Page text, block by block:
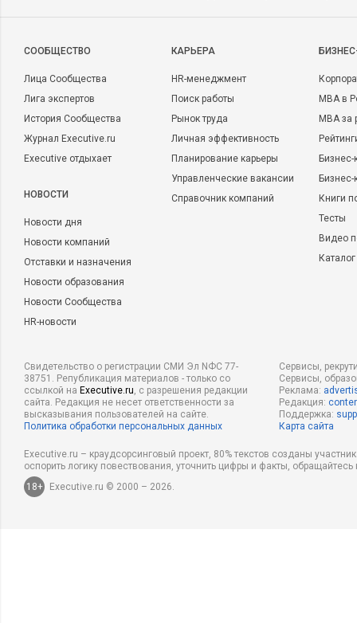
CООБЩЕСТВО
Лица Сообщества
Лига экспертов
История Сообщества
Журнал Executive.ru
Executive отдыхает
НОВОСТИ
Новости дня
Новости компаний
Отставки и назначения
Новости образования
Новости Сообщества
HR-новости
КАРЬЕРА
HR-менеджмент
Поиск работы
Рынок труда
Личная эффективность
Планирование карьеры
Управленческие вакансии
Справочник компаний
MBA в
MBA
Бизнес-
Книги
Тесты
Видео
Свидетельство о регистрации СМИ Эл NФС 77-
38751. Републикация материалов - только со
ссылкой на Executive.ru, с разрешения редакции
сайта. Редакция не несет ответственности за
высказывания пользователей на сайте.
Политика обработки персональных данных
Сервисы,
Сервисы,
Реклама:
Редакция:
Поддержка:
Карта сайта
Executive.ru – краудсорсинговый проект, 80% текстов созданы
оспорить логику повествования, уточнить цифры и факты,
18+
Executive.ru © 2000 – 2026.